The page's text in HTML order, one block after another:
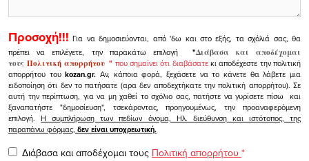
Προσοχή!!! Για να δημοσιεύονται, από 'δω και στο εξής, τα σχόλιά σας, θα
πρέπει να επιλέγετε, την παρακάτω επιλογή
"Διάβασα και αποδέχομαι
τουςΠολιτική απορρήτου" που σημαίνει ότι διαβάσατεκι αποδέχεστε την πολιτική
απορρήτου τουkozan.gr. Αν, κάποια φορά, ξεχάσετε να το κάνετε θα λάβετε μια
ειδοποίηση ότι δεν το πατήσατε (αρα δεν αποδεχτήκατε την πολιτική απορρήτου). Σε
αυτή την περίπτωση, για να μη χαθεί το σχόλιο σας, πατήστε να γυρίσετε πίσω και
ξαναπατήστε "δημοσίευση", τσεκάροντας, προηγουμένως, την προαναφερόμενη
επιλογή.Η συμπλήρωση των πεδίων όνομα, Ηλ. διεύθυνση και ιστότοπος, της
παραπάνω φόρμας, δεν είναι υποχρεωτική.
Διάβασα και αποδέχομαι τους Πολιτική απορρήτου *